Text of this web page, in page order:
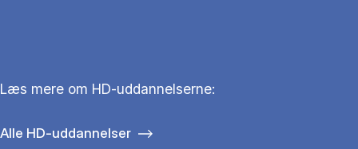
Læs mere om HD-uddannelserne:
Alle HD-uddannelser